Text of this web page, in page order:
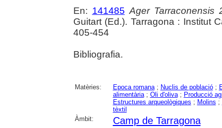
En: 141485 Ager Tarraconensis
Guitart (Ed.). Tarragona : Institut
405-454
Bibliografia.
Matèries: Epoca romana; Nuclis de població;
alimentària; Oli d'oliva; Producció
Estructures arqueològiques ; Molins ;
tèxtil
Àmbit:
Camp de Tarragona